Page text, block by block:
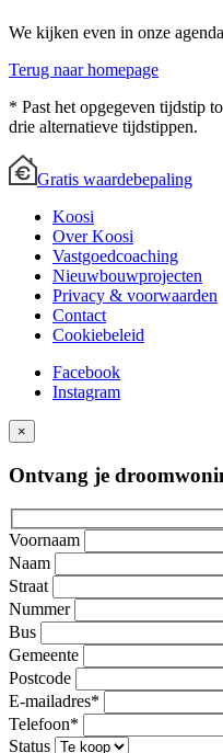
We kijken even in onze
Terug naar homepage
* Past het opgegeven tijdstip
drie alternatieve tijdstippen.
Gratis waardebepaling
Koosi
Over Koosi
Vastgoedcoaching
Nieuwbouwprojecten
Privacy & voorwaarden
Contact
Cookiebeleid
Facebook
Instagram
×
Ontvang je
Voornaam
Naam
Straat
Nummer
Bus
Gemeente
Postcode
E-mailadres*
Telefoon*
Status